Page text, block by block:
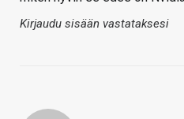
Kirjaudu sisään vastataksesi